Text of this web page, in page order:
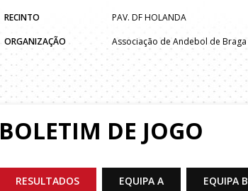
RECINTO
PAV. DF HOLANDA
ORGANIZAÇÃO
Associação de Andebol de Braga
BOLETIM DE JOGO
RESULTADOS EQUIPA A EQUIPA B